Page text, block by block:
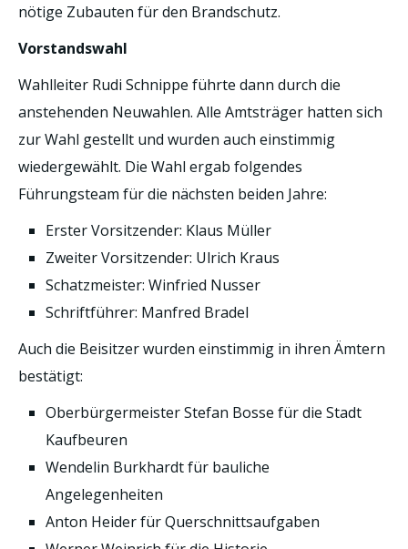
nötige Zubauten für den Brandschutz.
Vorstandswahl
Wahlleiter Rudi Schnippe führte dann durch die
anstehenden Neuwahlen. Alle Amtsträger hatten sich
zur Wahl gestellt und wurden auch einstimmig
wiedergewählt. Die Wahl ergab folgendes
Führungsteam für die nächsten beiden Jahre:
Erster Vorsitzender: Klaus Müller
Zweiter Vorsitzender: Ulrich Kraus
Schatzmeister: Winfried Nusser
Schriftführer: Manfred Bradel
Auch die Beisitzer wurden einstimmig in ihren Ämtern
bestätigt:
Oberbürgermeister Stefan Bosse für die Stadt
Kaufbeuren
Wendelin Burkhardt für bauliche
Angelegenheiten
Anton Heider für Querschnittsaufgaben